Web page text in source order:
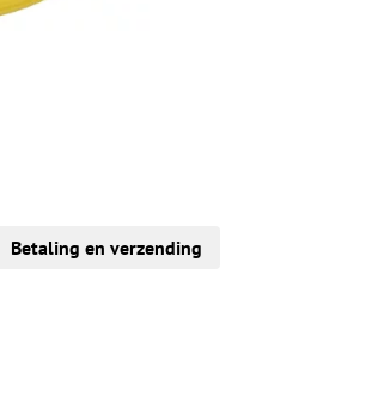
Betaling en verzending